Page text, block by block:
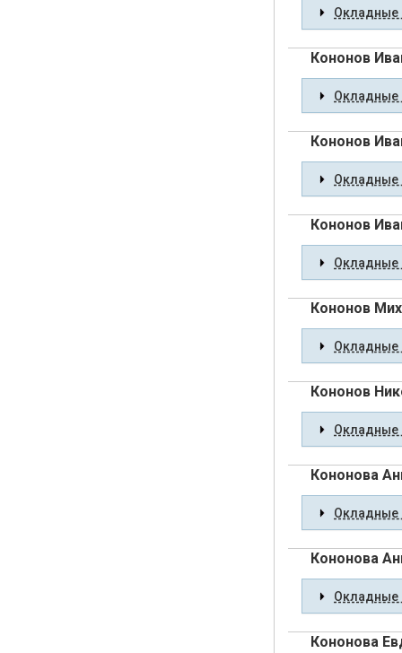
Окладные
Кононов
Окладные
Кононов
Окладные
Кононов
Окладные
Кононов
Окладные
Кононов
Окладные
Кононова
Окладные
Кононова
Окладные
Кононова